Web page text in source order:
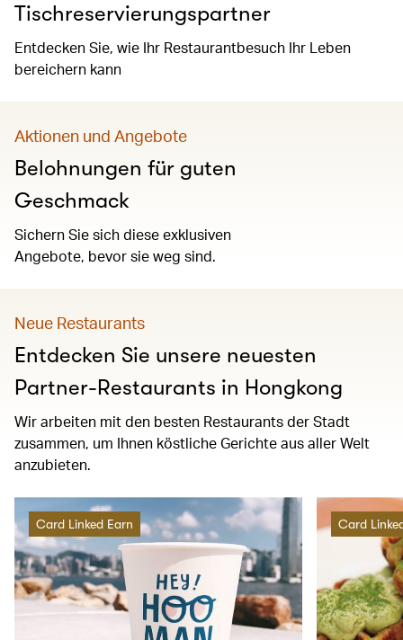
Tischreservierungspartner
Entdecken Sie, wie Ihr Restaurantbesuch Ihr Leben
bereichern kann
Aktionen und Angebote
Belohnungen für guten
Geschmack
Sichern Sie sich diese exklusiven
Angebote, bevor sie weg sind.
Neue Restaurants
Entdecken Sie unsere neuesten
Partner-Restaurants in Hongkong
Wir arbeiten mit den besten Restaurants der Stadt
zusammen, um Ihnen köstliche Gerichte aus aller Welt
anzubieten.
Card Linked Earn Card